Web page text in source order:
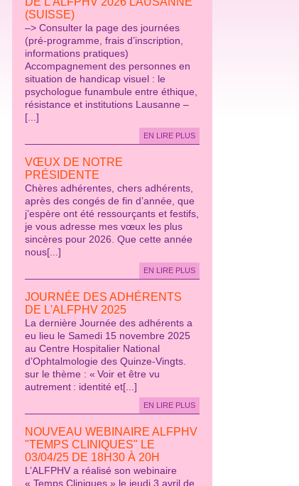
(SUISSE)
–> Consulter la page des journées
(pré-programme, frais d’inscription,
informations pratiques)
Accompagnement des personnes en
situation de handicap visuel : le
psychologue funambule entre éthique,
résistance et institutions Lausanne –
[...]
EN LIRE PLUS
VŒUX DE NOTRE
PRÉSIDENTE
Chères adhérentes, chers adhérents,
après des congés de fin d’année, que
j’espère ont été ressourçants et festifs,
je vous adresse mes vœux les plus
sincères pour 2026. Que cette année
nous[...]
EN LIRE PLUS
JOURNÉE DES ADHÉRENTS
DE L'ALFPHV 2025
La dernière Journée des adhérents a
eu lieu le Samedi 15 novembre 2025
au Centre Hospitalier National
d’Ophtalmologie des Quinze-Vingts.
sur le thème : « Voir et être vu
autrement : identité et[...]
EN LIRE PLUS
NOUVEAU WEBINAIRE ALFPHV
"TEMPS CLINIQUES" LE
03/04/25 DE 18H30 À 20H
L’ALFPHV a réalisé son webinaire
« Temps Cliniques » le jeudi 3 avril de